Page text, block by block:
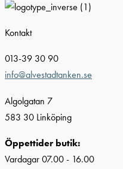
Kontakt
013-39 30 90
info@alvestadtanken.se
Algolgatan 7
583 30 Linköping
Öppettider butik:
Vardagar 07.00 - 16.00